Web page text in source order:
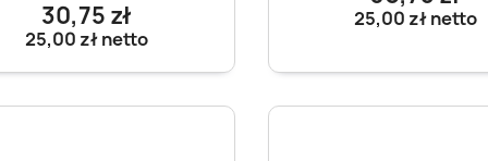
30,75 zł
25,00 złnetto
25,00 złnetto